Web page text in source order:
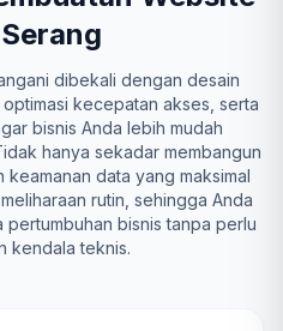
dibekali dengan desain
kecepatan akses, serta
bisnis Anda lebih mudah
hanya sekadar membangun
keamanan data yang maksimal
rutin, sehingga Anda
bisnis tanpa perlu
kendala teknis.